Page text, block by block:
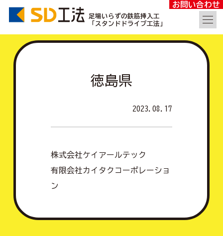
足場いらずの鉄筋挿入工
「スタンドドライブ工法」
お問い合わせ
徳島県
2023.08.17
株式会社ケイアールテック
有限会社カイタクコーポレーショ
ン